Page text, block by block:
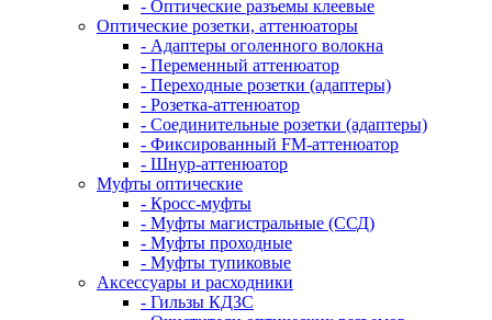
- Оптические разъемы клеевые
Оптические розетки, аттенюаторы
- Адаптеры оголенного волокна
- Переменный аттенюатор
- Переходные розетки (адаптеры)
- Розетка-аттенюатор
- Соединительные розетки (адаптеры)
- Фиксированный FM-аттенюатор
- Шнур-аттенюатор
Муфты оптические
- Кросс-муфты
- Муфты магистральные (ССД)
- Муфты проходные
- Муфты тупиковые
Аксессуары и расходники
- Гильзы КДЗС